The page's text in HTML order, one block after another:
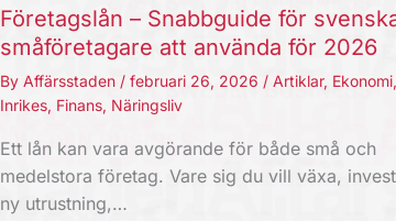
Företagslån – Snabbguide för
småföretagare att använda för 2026
By Affärsstaden / februari 26, 2026 / Artiklar, Ekonomi,
Inrikes, Finans, Näringsliv
Ett lån kan vara avgörande för både små och
medelstora företag. Vare sig du vill växa,
ny utrustning,…